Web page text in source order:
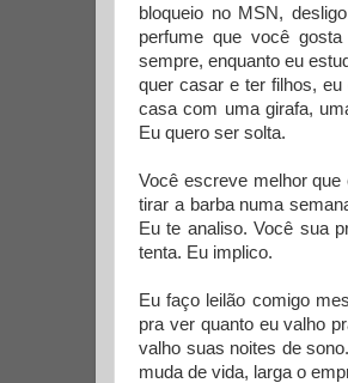
bloqueio no MSN,
perfume que você
sempre, enquanto eu
quer casar e ter filhos,
casa com uma girafa,
Eu quero ser solta.
Você escreve melhor
tirar a barba numa
Eu te analiso. Você sua
tenta. Eu implico.
Eu faço leilão comigo
pra ver quanto eu valho
valho suas noites de
muda de vida, larga o